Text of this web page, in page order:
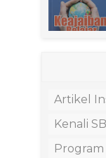
Artikel
Kenali
Program